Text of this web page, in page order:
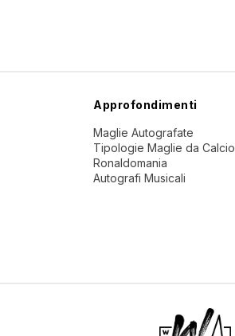
Approfondimenti
Maglie Autografate
Tipologie Maglie da Calcio
Ronaldomania
Autografi Musicali